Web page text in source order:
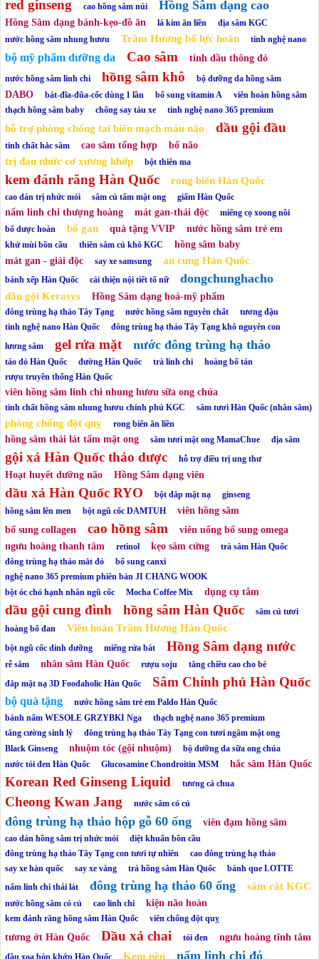
red ginseng
cao hồng sâm núi Hồng Sâm dạng cao
Hồng Sâm dạng bánh-kẹo-đồ ăn lá kim ăn liền
địa sâm KGC
nước hồng sâm nhung hươu
Trầm Hương bổ lực hoàn tinh nghệ nano
bộ mỹ phẩm dưỡng da Cao sâm tinh dầu thông đỏ
nước hồng sâm linh chi hồng sâm khô bộ dưỡng da hồng sâm
DABO bát-đĩa-đũa-cốc dùng 1 lần bổ sung vitamin A
viên hoàn hồng sâm
thạch hồng sâm baby
chống say tàu xe tinh nghệ nano 365 premium
hỗ trợ phòng chống tai biến mạch máu não dầu gội đầu
tinh chất hắc sâm cao sâm tổng hợp bổ não
trị đau nhức cơ xương khớp bột thiên ma
kem đánh răng Hàn Quốc rong biển Hàn Quốc
cao dán trị nhức mỏi sâm củ tẩm mật ong giấm Hàn Quốc
nấm linh chi thượng hoàng mát gan-thải độc
miếng cọ xoong nồi
bổ dược hoàn
bổ gan quà tặng VVIP nước hồng sâm trẻ em
khử mùi bồn cầu thiên sâm củ khô KGC
hồng sâm baby
mát gan - giải độc
say xe samsung an cung Hàn Quốc
bánh xếp Hàn Quốc cải thiện nội tiết tố nữ dongchunghacho
dầu gội Kerasys Hồng Sâm dạng hoá-mỹ phẩm
đông trùng hạ thảo Tây Tạng nước hồng sâm nguyên chất
tương đậu
tinh nghệ nano Hàn Quốc
đông trùng hạ thảo Tây Tạng khô nguyên con
lương sâm
gel rửa mặt nước đông trùng hạ thảo
táo đỏ Hàn Quốc đường Hàn Quốc trà linh chi
hoàng bổ tán
rượu truyền thống Hàn Quốc
viên hồng sâm linh chi nhung hươu sữa ong chúa
tinh chất hồng sâm nhung hươu chính phủ KGC sâm tươi Hàn Quốc (nhân sâm)
phòng chống đột quỵ rong biển ăn liền
hồng sâm thái lát tẩm mật ong sâm tươi mật ong MamaChue địa sâm
gội xả Hàn Quốc thảo dược hỗ trợ điều trị ung thư
Hoạt huyết dưỡng não Hồng Sâm dạng viên
dầu xả Hàn Quốc RYO bột đắp mặt nạ
ginseng
hồng sâm lên men
bột ngũ cốc DAMTUH
viên hồng sâm
bổ sung collagen
cao hồng sâm
viên uống bổ sung omega
ngưu hoàng thanh tâm
retinol kẹo sâm cứng
trà sâm Hàn Quốc
đông trùng hạ thảo mắt đỏ
bổ sung canxi
nghệ nano 365 premium phiên bản JI CHANG WOOK
bột óc chó hạnh nhân ngũ cốc
Mocha Coffee Mix dụng cụ tắm
dầu gội cung đình hồng sâm Hàn Quốc
sâm củ tươi
hoàng bổ đan
Viên hoàn Trầm Hương Hàn Quốc
bột ngũ cốc dinh dưỡng miếng rửa bát Hồng Sâm dạng nước
rễ sâm nhân sâm Hàn Quốc rượu soju
tăng chiều cao cho bé
đắp mặt nạ 3D Foodaholic Hàn Quốc
Sâm Chính phủ Hàn Quốc
bộ quà tặng
nước hồng sâm trẻ em Paldo Hàn Quốc
bánh nấm WESOŁE GRZYBKI Nga
thạch nghệ nano 365 premium
tăng cường sinh lý
đông trùng hạ thảo Tây Tạng con tươi ngâm mật ong
Black Ginseng
nhuộm tóc (gội nhuộm)
bộ dưỡng da sữa ong chúa
nước tỏi đen Hàn Quốc
Glucosamine Chondroitin MSM hắc sâm Hàn Quốc
Korean Red Ginseng Liquid tương cà chua
Cheong Kwan Jang nước sâm có củ
đông trùng hạ thảo hộp gỗ 60 ống viên đạm hồng sâm
cao dán hồng sâm trị nhức mỏi
diệt khuẩn bồn cầu
đông trùng hạ thảo Tây Tạng con tươi tự nhiên
cao đông trùng hạ thảo
say xe hàn quốc
say xe vàng trà hồng sâm Hàn Quốc
bánh que LOTTE
nấm linh chi thái lát
đông trùng hạ thảo 60 ống sâm cắt KGC
nước hồng sâm có củ cao linh chi kiện não hoàn
kem đánh răng hồng sâm Hàn Quốc viên chống đột quỵ
tương ớt Hàn Quốc Dầu xả chai tỏi đen ngưu hoàng tĩnh tâm
dầu xoa bóp khớp Hàn Quốc Kem nền nấm linh chi đỏ